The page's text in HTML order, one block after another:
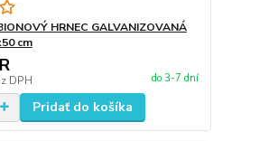
HRNEC GALVANIZOVANÁ
cm
DPH do 3-7 dní
Pridať do košíka